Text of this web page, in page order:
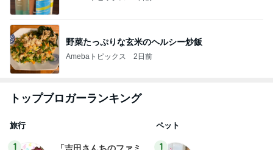
野菜たっぷりな玄米のヘルシー炒飯
Amebaトピックス 2日前
トップブロガーランキング
旅行
1
ペット
1